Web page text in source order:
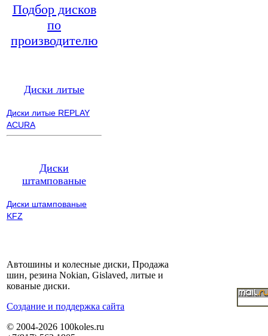
Подбор дисков
по
производителю
Диски литые
Диски литые REPLAY
ACURA
Диски
штампованые
Диски штампованые
KFZ
Автошины и колесные диски, Продажа
шин, резина Nokian, Gislaved, литые и
кованые диски.
Cоздание и поддержка сайта
© 2004-2026 100koles.ru